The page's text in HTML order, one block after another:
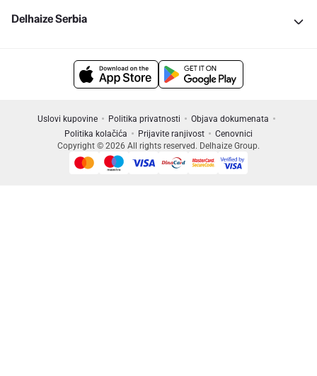
Delhaize Serbia
Uslovi kupovine Politika privatnosti
Objava dokumenata
Politika kolačića
Prijavite ranjivost
Cenovnici
Copyright © 2026 All rights reserved. Delhaize Group.